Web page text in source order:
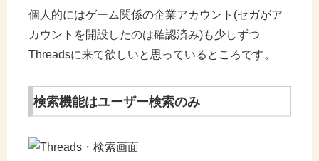
個人的にはゲーム関係の企業アカウント(セガがア
カウントを開設したのは確認済み)も少しずつ
Threadsに来て欲しいと思っているところです。
検索機能はユーザー検索のみ